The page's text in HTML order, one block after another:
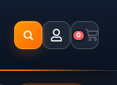
0